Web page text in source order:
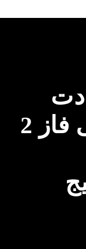
آباد شهرک بوعلی فاز 2